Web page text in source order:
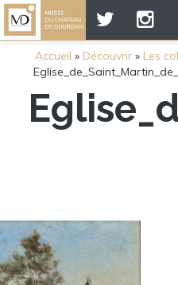
Accueil » Découvrir» Les